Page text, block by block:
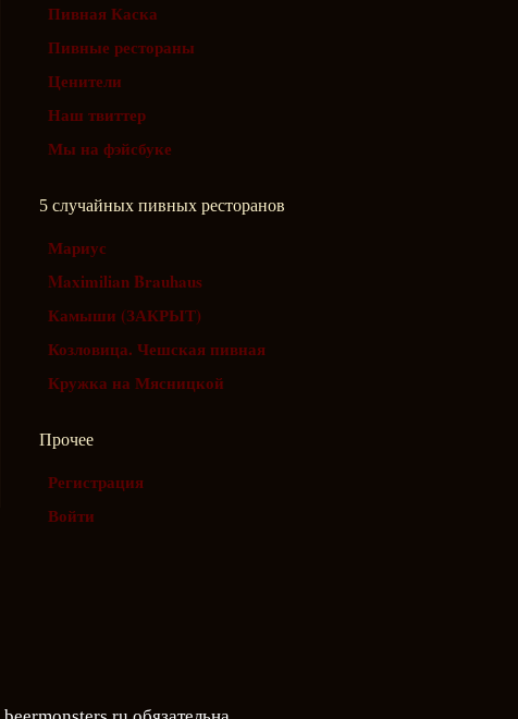
Пивная Каска
Пивные рестораны
Ценители
Наш твиттер
Мы на фэйсбуке
5 случайных пивных ресторанов
Мариус
Maximilian Brauhaus
Камыши (ЗАКРЫТ)
Козловица. Чешская пивная
Кружка на Мясницкой
Прочее
Регистрация
Войти